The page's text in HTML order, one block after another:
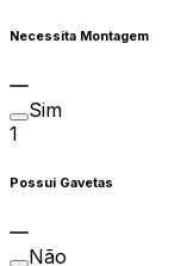
Necessita Montagem
Sim
1
Possui Gavetas
Não